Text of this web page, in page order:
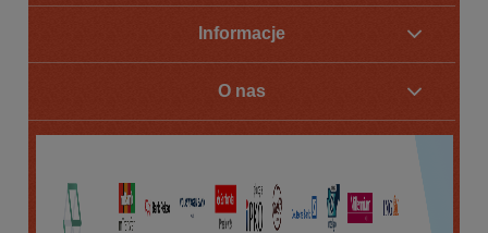
Informacje
O nas